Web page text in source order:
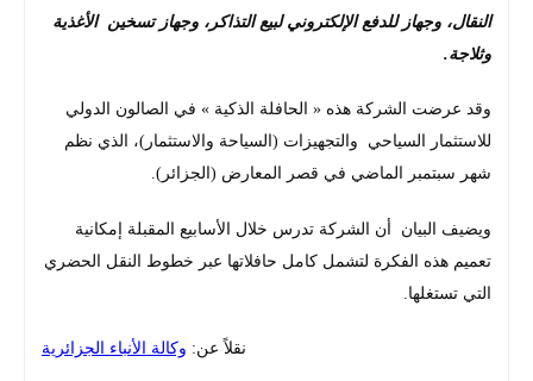
النقال، وجهاز للدفع الإلكتروني لبيع التذاكر، وجهاز تسخين الأغذية
وثلاجة.
وقد عرضت الشركة هذه « الحافلة الذكية » في الصالون الدولي
للاستثمار السياحي والتجهيزات (السياحة والاستثمار)، الذي نظم
شهر سبتمبر الماضي في قصر المعارض (الجزائر).
ويضيف البيان أن الشركة تدرس خلال الأسابيع المقبلة إمكانية
تعميم هذه الفكرة لتشمل كامل حافلاتها عبر خطوط النقل الحضري
التي تستغلها.
نقلاً عن: وكالة الأنباء الجزائرية